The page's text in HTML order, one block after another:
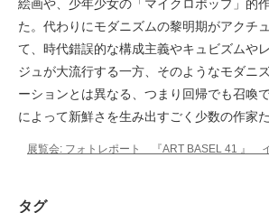
絵画や、少年少女の「マイクロポップ」的
た。代わりにモダニズムの黎明期がアクチ
て、時代錯誤的な構成主義やキュビズムや
ジュが大流行する一方、そのようなモダニ
ーションとは異なる、つまり回帰でも召喚
によって新鮮さを生み出すごく少数の作家
展覧会: フォトレポート 『ART BASEL 41 』
タグ